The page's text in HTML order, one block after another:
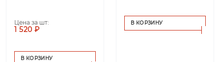
Цена за шт:
1 520 ₽
В КОРЗИНУ
В КОРЗИНУ